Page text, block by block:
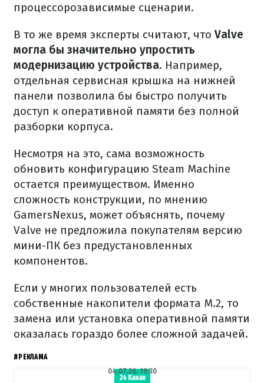
процессорозависимые сценарии.
В то же время эксперты считают, что Valve
могла бы значительно упростить
модернизацию устройства. Например,
отдельная сервисная крышка на нижней
панели позволила бы быстро получить
доступ к оперативной памяти без полной
разборки корпуса.
Несмотря на это, сама возможность
обновить конфигурацию Steam Machine
остается преимуществом. Именно
сложность конструкции, по мнению
GamersNexus, может объяснять, почему
Valve не предложила покупателям версию
мини-ПК без предустановленных
компонентов.
Если у многих пользователей есть
собственные накопители формата M.2, то
замена или установка оперативной памяти
оказалась гораздо более сложной задачей.
#РЕКЛАМА
24 Канал
04.07.26, 19:30